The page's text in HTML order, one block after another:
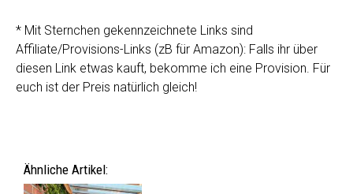
* Mit Sternchen gekennzeichnete Links sind
Affiliate/Provisions-Links (zB für Amazon): Falls ihr über
diesen Link etwas kauft, bekomme ich eine Provision. Für
euch ist der Preis natürlich gleich!
Ähnliche Artikel: